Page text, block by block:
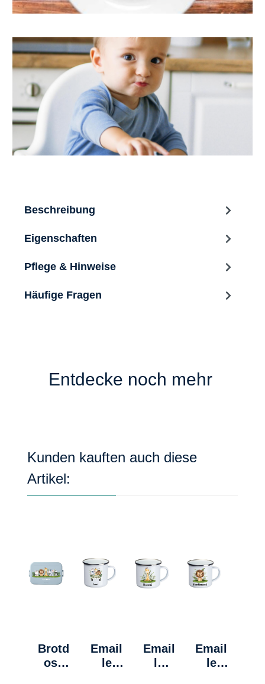
Beschreibung
Eigenschaften
Pflege & Hinweise
Häufige Fragen
Entdecke noch mehr
Produktgalerie überspringen
Kunden kauften auch diese
Artikel:
Brotd
ose
Email
le
Email
le
Email
le